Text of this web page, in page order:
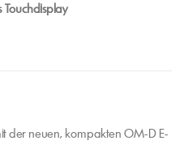
Touchdisplay
der neuen, kompakten OM-D E-